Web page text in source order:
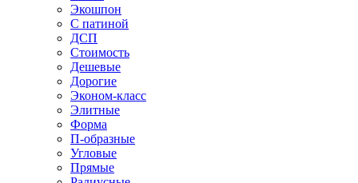
Экошпон
С патиной
ДСП
Стоимость
Дешевые
Дорогие
Эконом-класс
Элитные
Форма
П-образные
Угловые
Прямые